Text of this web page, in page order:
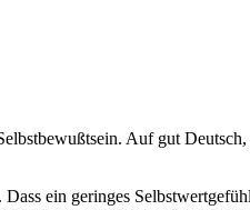
Auf gut
ein geringes